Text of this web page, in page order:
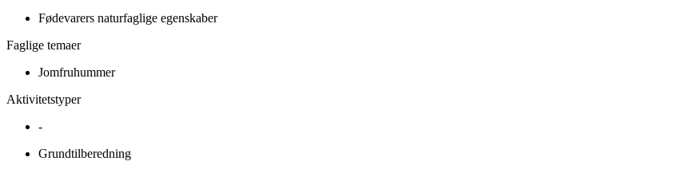
Fødevarers naturfaglige egenskaber
Faglige temaer
Jomfruhummer
Aktivitetstyper
-
Grundtilberedning